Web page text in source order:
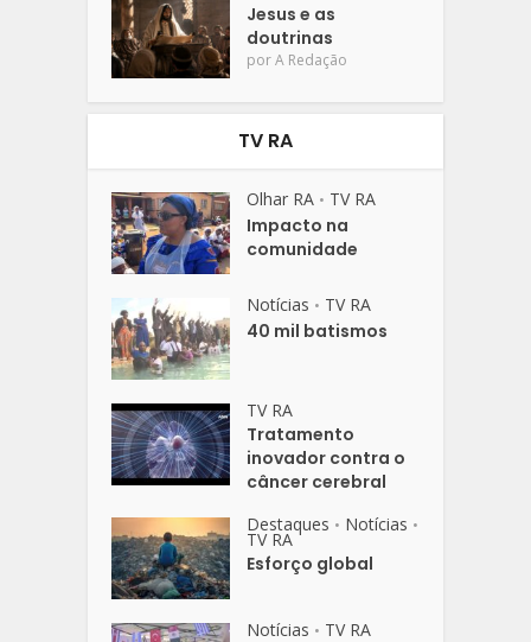
Jesus e as
doutrinas
porA Redação
TV RA
Olhar RA • TV RA
Impacto na
comunidade
Notícias • TV RA
40 mil batismos
TV RA
Tratamento
inovador contra o
câncer cerebral
Destaques • Notícias •
TV RA
Esforço global
Notícias • TV RA